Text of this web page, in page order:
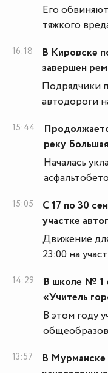
Его
тяжкого
16:18
В Кировске
завершен
Подрядчики
автодороги
15:44
реку
Началась
15:05
С 17 по 30
участке
Движение
23:00 на
14:29
В школе № 1
«Учитель
В этом году
13:57
В Мурманске